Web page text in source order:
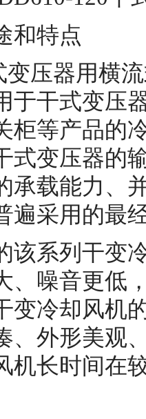
和特点
压器用横
于干式变压
柜等产品的
式变压器的
承载能力、
遍采用的最
该系列干变
、噪音更低
变冷却风机
、外形美观
机长时间在